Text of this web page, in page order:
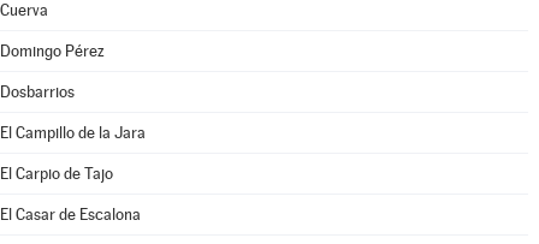
Cuerva
Domingo Pérez
Dosbarrios
El Campillo de la Jara
El Carpio de Tajo
El Casar de Escalona